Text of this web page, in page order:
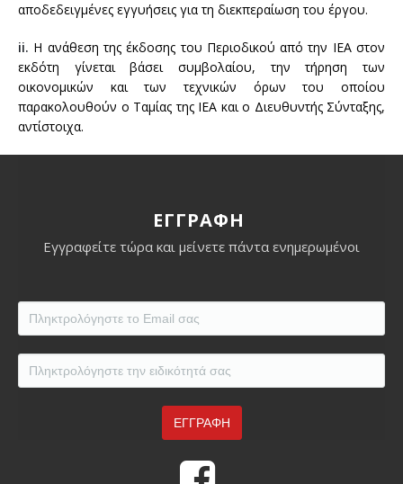
αποδεδειγμένες εγγυήσεις για τη διεκπεραίωση του έργου.
ii. Η ανάθεση της έκδοσης του Περιοδικού από την ΙΕΑ στον
εκδότη γίνεται βάσει συμβολαίου, την τήρηση των
οικονομικών και των τεχνικών όρων του οποίου
παρακολουθούν ο Ταμίας της ΙΕΑ και ο Διευθυντής Σύνταξης,
αντίστοιχα.
ΕΓΓΡΑΦΗ
Εγγραφείτε τώρα και μείνετε πάντα ενημερωμένοι
Eidikotita